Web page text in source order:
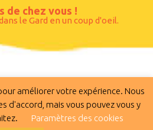
de chez vous !
le Gard en un coup d'oeil.
améliorer votre expérience. Nous
d'accord, mais vous pouvez vous y
Paramètres des cookies
- 165 rue Philippe Maupas
30900 Nîmes
du Gard -Crédits- Mentions légales